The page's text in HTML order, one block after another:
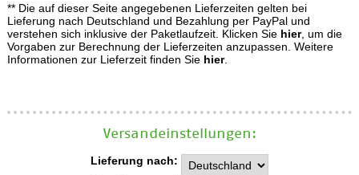
** Die auf dieser Seite angegebenen Lieferzeiten gelten bei
Lieferung nach Deutschland und Bezahlung per PayPal und
verstehen sich inklusive der Paketlaufzeit. Klicken Sie hier, um die
Vorgaben zur Berechnung der Lieferzeiten anzupassen. Weitere
Informationen zur Lieferzeit finden Sie hier.
Versand­einstellungen:
Lieferung nach: